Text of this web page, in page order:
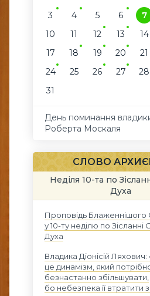
3
4 5 6 7
10
11 12 13 14
17
18 19 20 21
24
25 26 27 28
31
День поминання
Роберта Москаля
СЛОВО
Неділя 10-та по
Духа
Проповідь Блаженнішого
у 10-ту неділю по Зісланні
Духа
Владика Діонісій
це динамізм, який
безнастанно збільшувати,
бо небезпека її втратити